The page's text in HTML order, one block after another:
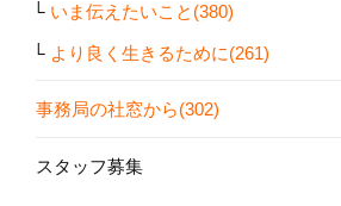
いま伝えたいこと(380)
より良く生きるために(261)
事務局の社窓から(302)
スタッフ募集